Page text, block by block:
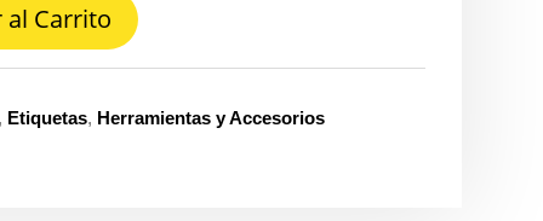
al Carrito
, Etiquetas, Herramientas y Accesorios